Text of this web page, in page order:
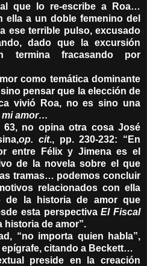
que lo re-escribe a Roa…
ella a un doble femenino del
ese terrible pulso, excusado
dado que la excursión
termina fracasando por
como temática dominante
pensar que la elección de
vivió Roa, no es sino una
mi amor…
63, no opina otra cosa José
op. cit., pp. 230-232: “En
entre Félix y Jimena es el
de la novela sobre el que
tramas… podemos concluir
relacionados con ella
de la historia de amor que
esta perspectivaEl Fiscal
historia de amor”.
“no importa quien habla”,
citando a Beckett…
preside en la creación